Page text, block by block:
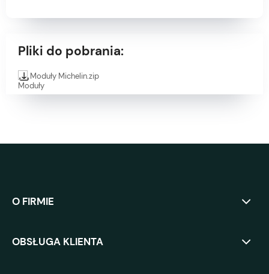
Pliki do pobrania:
Moduły Michelin.zip
O FIRMIE
OBSŁUGA KLIENTA